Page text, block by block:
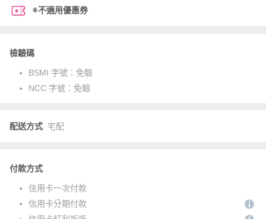
※不適用優惠券
檢驗碼
BSMI 字號： 免驗
NCC 字號： 免驗
配送方式 宅配
付款方式
信用卡一次付款
信用卡分期付款